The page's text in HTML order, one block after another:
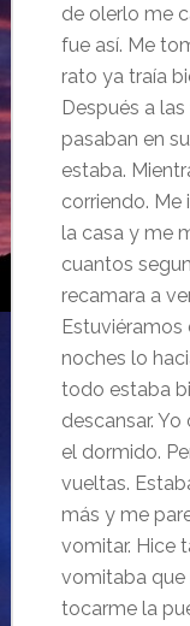
de olerlo me
fue así. Me
rato ya traía
Después a
pasaban en
estaba.
corriendo. Me
la casa y me
cuantos
recamara a
noches lo
todo estaba
descansar.
el dormido.
vueltas.
más y me
vomitar. Hice
vomitaba que
tocarme la